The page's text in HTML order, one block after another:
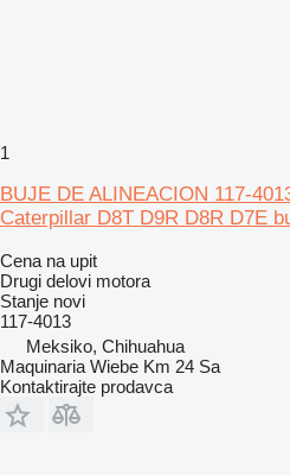
1
BUJE DE ALINEACION 117-
Caterpillar D8T D9R D8R D7E
Cena na upit
Drugi delovi motora
Stanje novi
117-4013
Meksiko, Chihuahua
Maquinaria Wiebe Km 24 Sa
Kontaktirajte prodavca